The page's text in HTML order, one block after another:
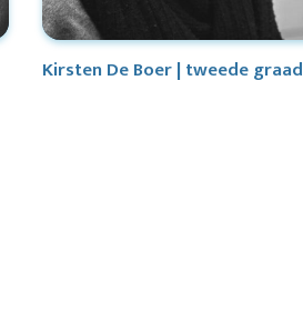
Kirsten De Boer | tweede graad